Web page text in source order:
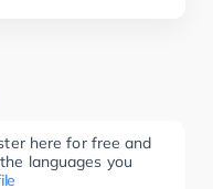
here for free and
languages you